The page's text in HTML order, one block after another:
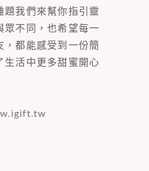
題我們來幫你指引靈
眾不同，也希望每一
，都能感受到一份簡
生活中更多甜蜜開心